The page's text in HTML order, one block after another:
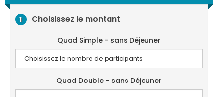
1 Choisissez le montant
Quad Simple - sans Déjeuner
Quad Double - sans Déjeuner